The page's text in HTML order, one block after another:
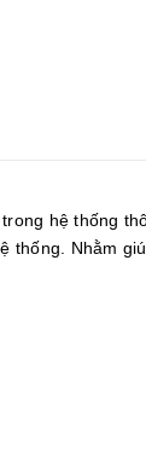
trong hệ thống
thống. Nhằm